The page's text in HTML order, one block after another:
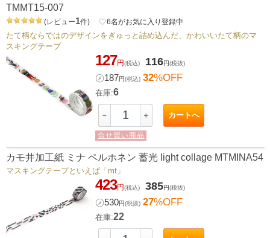
TMMT15-007
(レビュー1件) favorite_border6名がお気に入り登録中
たて柄ならではのデザインをぎゅっと詰め込んだ、かわいいたて柄のマ
スキングテープ
127円(税込) 116円(税抜)
㋱187円(税込) 32%OFF
在庫:6
－ ＋ カートへ
合せ買い商品
カモ井加工紙 ミナ ペルホネン 蓄光 light collage MTMINA54
マスキングテープといえば「mt」
423円(税込) 385円(税抜)
㋱530円(税抜) 27%OFF
在庫:22